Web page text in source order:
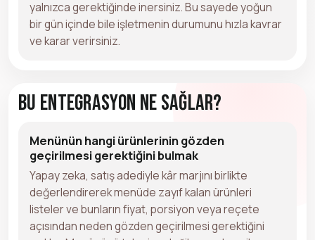
yalnızca gerektiğinde inersiniz. Bu sayede yoğun
bir gün içinde bile işletmenin durumunu hızla kavrar
ve karar verirsiniz.
Bu Entegrasyon Ne Sağlar?
Menünün hangi ürünlerinin gözden
geçirilmesi gerektiğini bulmak
Yapay zeka, satış adediyle kâr marjını birlikte
değerlendirerek menüde zayıf kalan ürünleri
listeler ve bunların fiyat, porsiyon veya reçete
açısından neden gözden geçirilmesi gerektiğini